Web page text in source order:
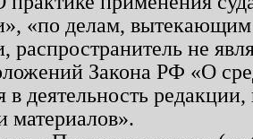
«по делам, вытекающим
распространитель не
Закона РФ «О
в деятельность
материалов».